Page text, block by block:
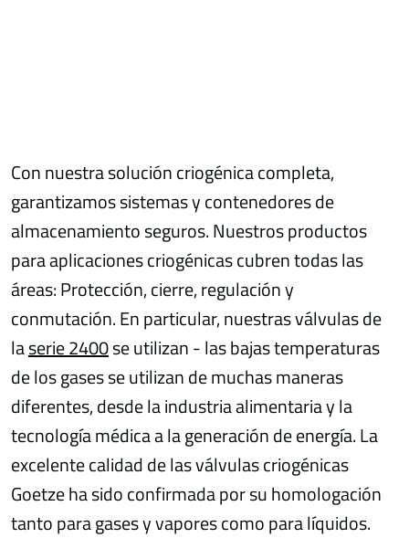
Con nuestra solución criogénica completa,
garantizamos sistemas y contenedores de
almacenamiento seguros. Nuestros productos
para aplicaciones criogénicas cubren todas las
áreas: Protección, cierre, regulación y
conmutación. En particular, nuestras válvulas de
laserie 2400se utilizan - las bajas temperaturas
de los gases se utilizan de muchas maneras
diferentes, desde la industria alimentaria y la
tecnología médica a la generación de energía. La
excelente calidad de las válvulas criogénicas
Goetze ha sido confirmada por su homologación
tanto para gases y vapores como para líquidos.